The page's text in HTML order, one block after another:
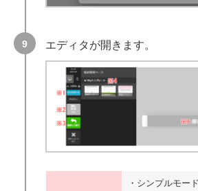
エディタが開きます。
・シンプルモー